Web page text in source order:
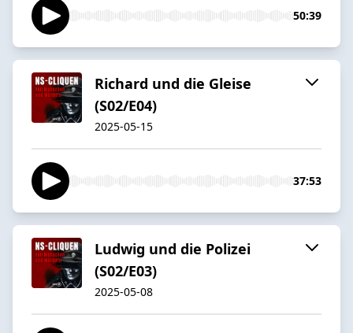
50:39
Richard und die Gleise
(S02/E04)
2025-05-15
37:53
Ludwig und die Polizei
(S02/E03)
2025-05-08